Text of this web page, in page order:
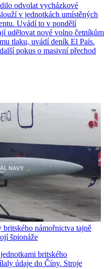
odvolat vycházkové
v jednotkách umístěných
Uvádí to v pondělí
udělovat nové volno četníkům
tlaku, uvádí deník El País.
pokus o masivní přechod
námořnictva tajně
špionáže
britského
údaje do Číny. Stroje